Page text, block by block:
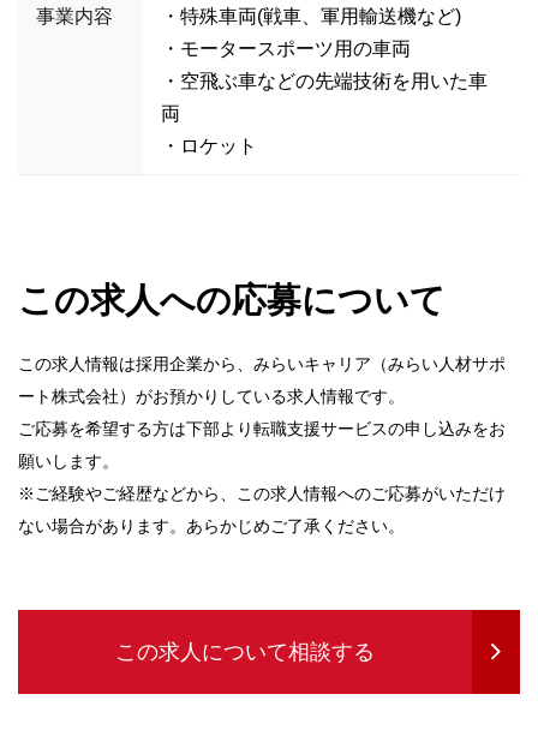
事業内容
・特殊車両(戦車、軍用輸送機など)
・モータースポーツ用の車両
・空飛ぶ車などの先端技術を用いた車
両
・ロケット
この求人への応募について
この求人情報は採用企業から、みらいキャリア（みらい人材サポ
ート株式会社）がお預かりしている求人情報です。
ご応募を希望する方は下部より転職支援サービスの申し込みをお
願いします。
※ご経験やご経歴などから、この求人情報へのご応募がいただけ
ない場合があります。あらかじめご了承ください。
この求人について相談する